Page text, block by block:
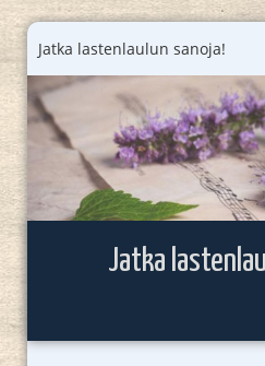
Jatka lastenlaulun sanoja!
Jatka